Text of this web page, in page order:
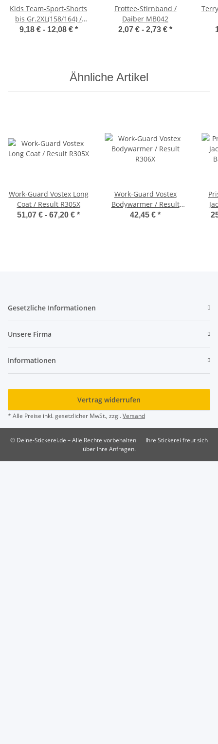
Kids Team-Sport-Shorts
bis Gr.2XL(158/164) /
James & Nicholson
9,18 € - 12,08 € *
Frottee-Stirnband /
Daiber MB042
2,07 € - 2,73 € *
Ähnliche Artikel
Work-Guard Vostex Long
Coat / Result R305X
51,07 € - 67,20 € *
Work-Guard Vostex
Bodywarmer / Result
R306X
42,45 € *
Gesetzliche Informationen
Unsere Firma
Informationen
Vertrag widerrufen
* Alle Preise inkl. gesetzlicher MwSt., zzgl.Versand
© Deine-Stickerei.de – Alle Rechte vorbehalten
Ihre Stickerei freut sich
über Ihre Anfragen.